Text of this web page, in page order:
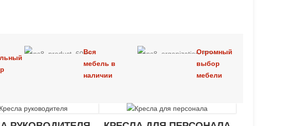
Вся
мебель в
наличии
Огромный
выбор
мебели